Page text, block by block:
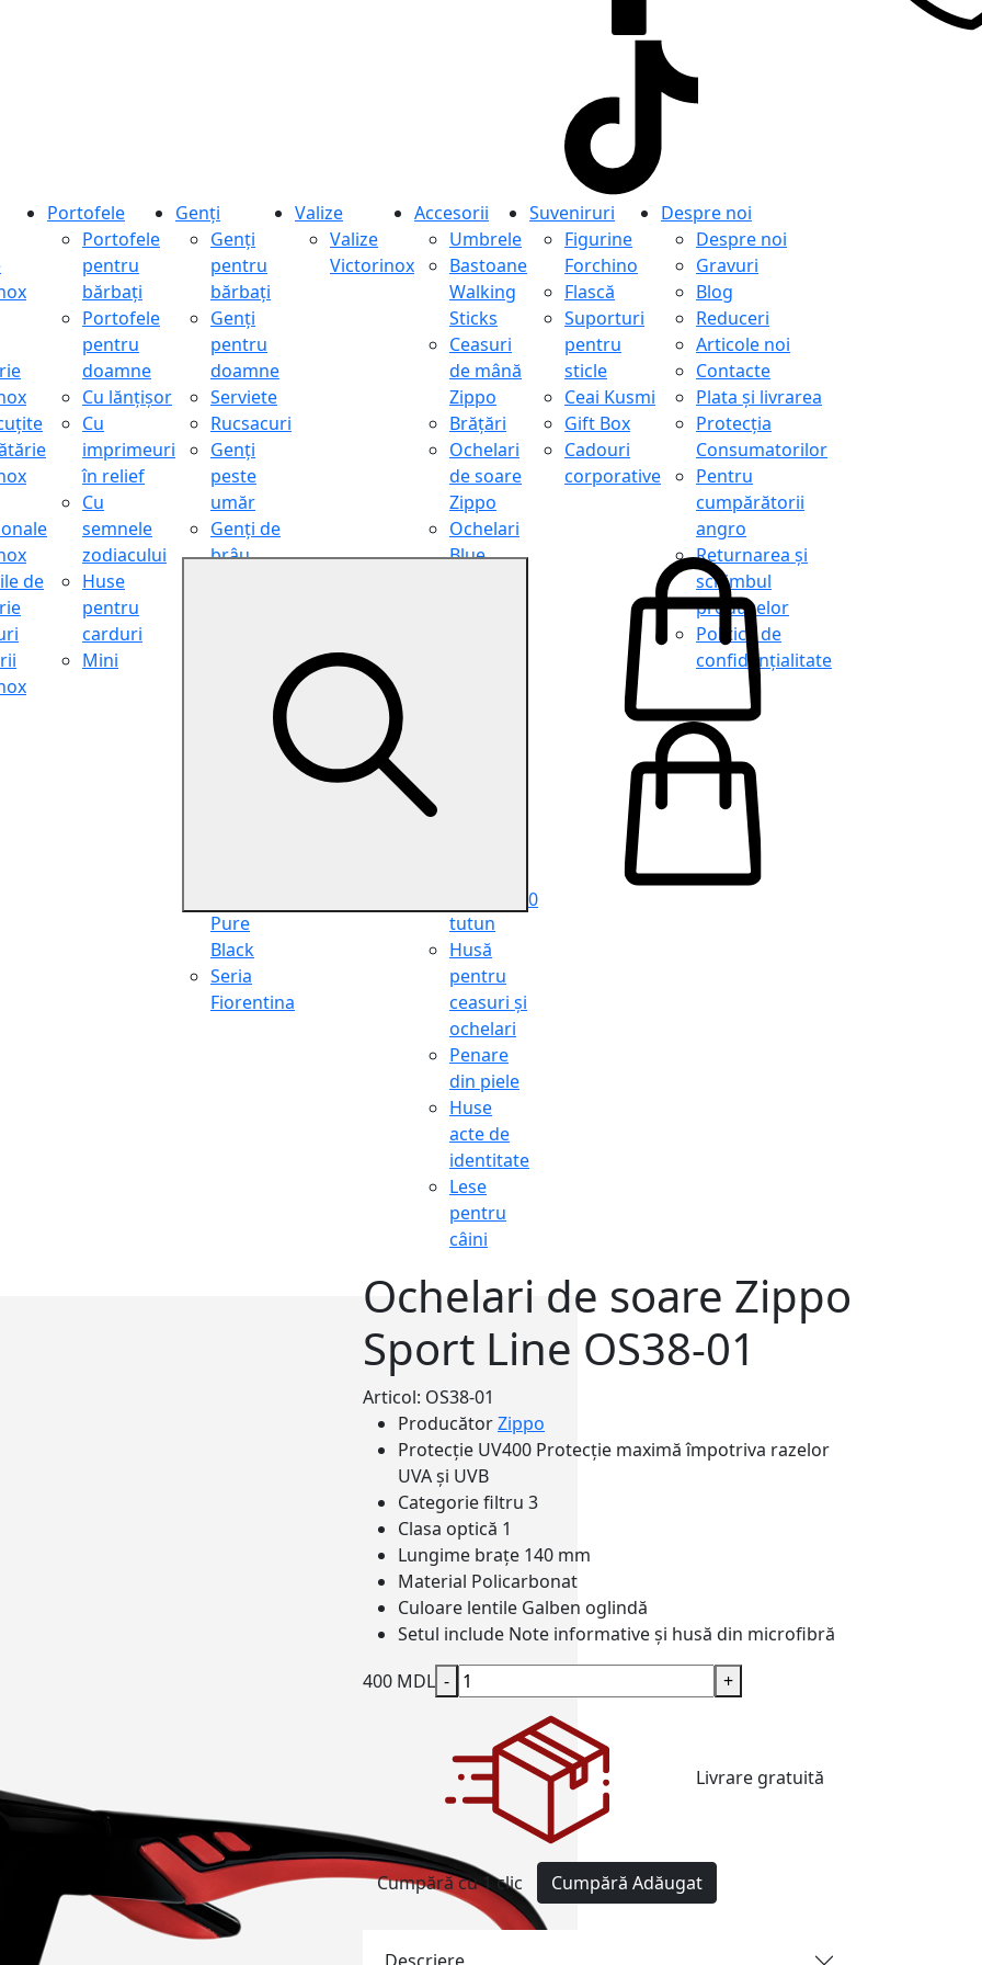
de
Portofele
Portofele
pentru
bărbați
Portofele
pentru
doamne
Cu lănțișor
Cu
imprimeuri
în relief
Cu
semnele
zodiacului
Huse
pentru
carduri
Mini
Genți
Genți
pentru
bărbați
Genți
pentru
doamne
Serviete
Rucsacuri
Genți
peste
umăr
Genți de
brâu
cosmetice
Pure
Black
Seria
Fiorentina
Valize
Valize
Victorinox
Accesorii
Umbrele
Bastoane
Walking
Sticks
Ceasuri
de mână
Zippo
Brățări
Ochelari
de soare
Zippo
Ochelari
Blue
tutun
Husă
pentru
ceasuri și
ochelari
Penare
din piele
Huse
acte de
identitate
Lese
pentru
câini
Suveniruri
Figurine
Forchino
Flască
Suporturi
pentru
sticle
Ceai Kusmi
Gift Box
Cadouri
corporative
Despre noi
Despre noi
Gravuri
Blog
Reduceri
Articole noi
Contacte
Plata și livrarea
Protecţia
Consumatorilor
Pentru
cumpărătorii
angro
Returnarea și
schimbul
produselor
Politica de
confidențialitate
0
Ochelari de soare Zippo
Sport Line OS38-01
Articol: OS38-01
ProducătorZippo
Protecție UV400 Protecție maximă împotriva razelor
UVA și UVB
Categorie filtru 3
Clasa optică 1
Lungime brațe 140 mm
Material Policarbonat
Culoare lentile Galben oglindă
Setul include Note informative și husă din microfibră
400 MDL - +
Livrare gratuită
Cumpără cu 1 clic Cumpără Adăugat